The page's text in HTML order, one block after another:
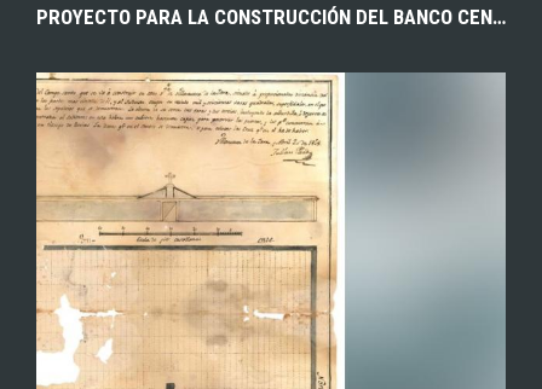
EXPLORAR ZOOM
PROYECTO PARA LA CONSTRUCCIÓN DEL BANCO CENTRAL DE ALBACETE, EN LA CALLE MARQUÉS DE MOLINS ESQUINA CON ALTOZANO, OBRA DEL ARQUITECTO ISIDRO DE BENITO. 1926. ARCHIVO HISTÓRICO PROVINCIAL DE ALBACETE.